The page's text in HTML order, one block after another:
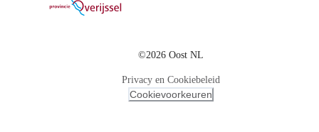
©2026 Oost NL
Privacy en Cookiebeleid
Cookievoorkeuren